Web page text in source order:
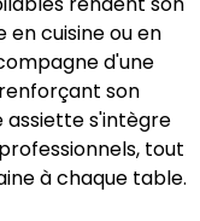
en cuisine ou en
d'une
son
assiette s'intègre
tout
à chaque table.